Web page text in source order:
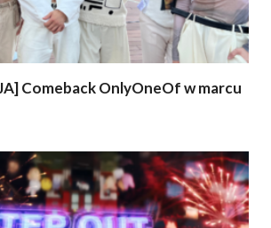
Comeback OnlyOneOf w marcu